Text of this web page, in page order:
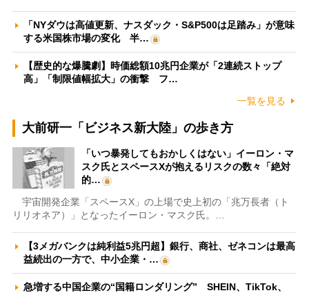
「NYダウは高値更新、ナスダック・S&P500は足踏み」が意味
する米国株市場の変化 半…
【歴史的な爆騰劇】時価総額10兆円企業が「2連続ストップ
高」「制限値幅拡大」の衝撃 フ…
一覧を見る
大前研一「ビジネス新大陸」の歩き方
「いつ暴発してもおかしくはない」イーロン・マ
スク氏とスペースXが抱えるリスクの数々「絶対
的…
宇宙開発企業「スペースX」の上場で史上初の「兆万長者（ト
リリオネア）」となったイーロン・マスク氏。…
【3メガバンクは純利益5兆円超】銀行、商社、ゼネコンは最高
益続出の一方で、中小企業・…
急増する中国企業の“国籍ロンダリング” SHEIN、TikTok、